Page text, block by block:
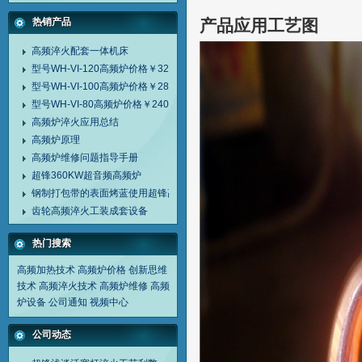
热销产品
高频淬火配套一体机床
型号WH-VI-120高频炉价格￥32000
型号WH-VI-100高频炉价格￥28000
型号WH-VI-80高频炉价格￥24000
高频炉淬火应用总结
高频炉原理
高频炉维修问题指导手册
超锋360KW超音频高频炉
钢制打包带的表面烤蓝使用超锋高频炉
齿轮高频淬火工装成套设备
热门搜索
高频加热技术 高频炉价格 创新思维
技术 高频淬火技术 高频炉维修 高频
炉设备 公司通知 视频中心
公司动态
产品应用工艺图